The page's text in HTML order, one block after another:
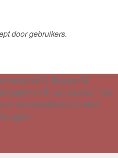
door gebruikers.